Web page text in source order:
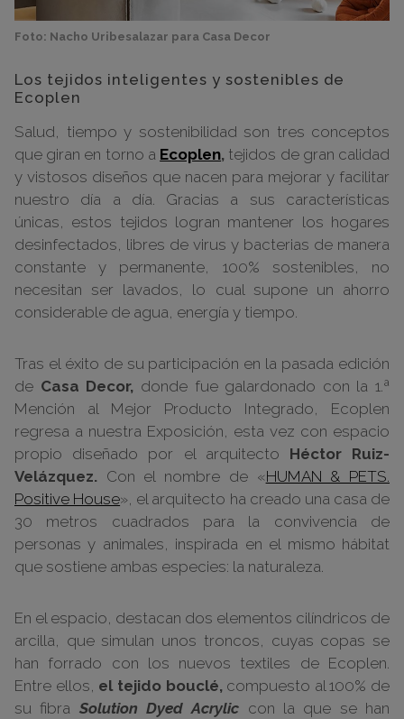
Foto: Nacho Uribesalazar para Casa Decor
Los tejidos inteligentes y sostenibles de
Ecoplen
Salud, tiempo y sostenibilidad son tres conceptos
que giran en torno a Ecoplen, tejidos de gran calidad
y vistosos diseños que nacen para mejorar y facilitar
nuestro día a día. Gracias a sus características
únicas, estos tejidos logran mantener los hogares
desinfectados, libres de virus y bacterias de manera
constante y permanente, 100% sostenibles, no
necesitan ser lavados, lo cual supone un ahorro
considerable de agua, energía y tiempo.
Tras el éxito de su participación en la pasada edición
de Casa Decor, donde fue galardonado con la 1.ª
Mención al Mejor Producto Integrado, Ecoplen
regresa a nuestra Exposición, esta vez con espacio
propio diseñado por el arquitecto Héctor Ruiz-
Velázquez. Con el nombre de «HUMAN & PETS.
Positive House», el arquitecto ha creado una casa de
30 metros cuadrados para la convivencia de
personas y animales, inspirada en el mismo hábitat
que sostiene ambas especies: la naturaleza.
En el espacio, destacan dos elementos cilíndricos de
arcilla, que simulan unos troncos, cuyas copas se
han forrado con los nuevos textiles de Ecoplen.
Entre ellos, el tejido bouclé, compuesto al 100% de
su fibra Solution Dyed Acrylic con la que se han